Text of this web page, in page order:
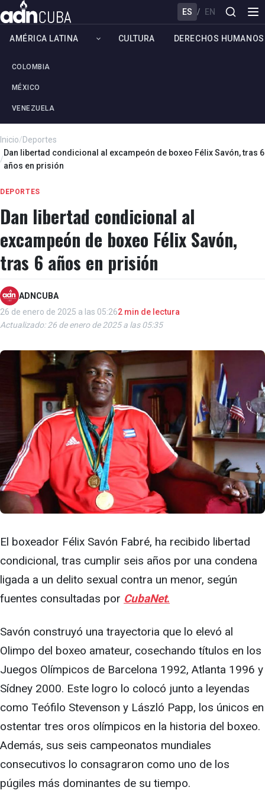
ES / EN
AMÉRICA LATINA
COLOMBIA
MÉXICO
VENEZUELA
CULTURA DERECHOS HUMANOS
Inicio/Deportes
/
Dan libertad condicional al excampeón de boxeo Félix Savón, tras 6
años en prisión
DEPORTES
Dan libertad condicional al
excampeón de boxeo Félix Savón,
tras 6 años en prisión
ADNCUBA
26 de enero de 2025 a las 05:262 min de lectura
Actualizado: 26 de enero de 2025 a las 05:35
El boxeador Félix Savón Fabré, ha recibido libertad
condicional, tras cumplir seis años por una condena
ligada a un delito sexual contra un menor, según
fuentes consultadas por CubaNet.
Savón construyó una trayectoria que lo elevó al
Olimpo del boxeo amateur, cosechando títulos en los
Juegos Olímpicos de Barcelona 1992, Atlanta 1996 y
Sídney 2000. Este logro lo colocó junto a leyendas
como Teófilo Stevenson y László Papp, los únicos en
ostentar tres oros olímpicos en la historia del boxeo.
Además, sus seis campeonatos mundiales
consecutivos lo consagraron como uno de los
púgiles más dominantes de su tiempo.